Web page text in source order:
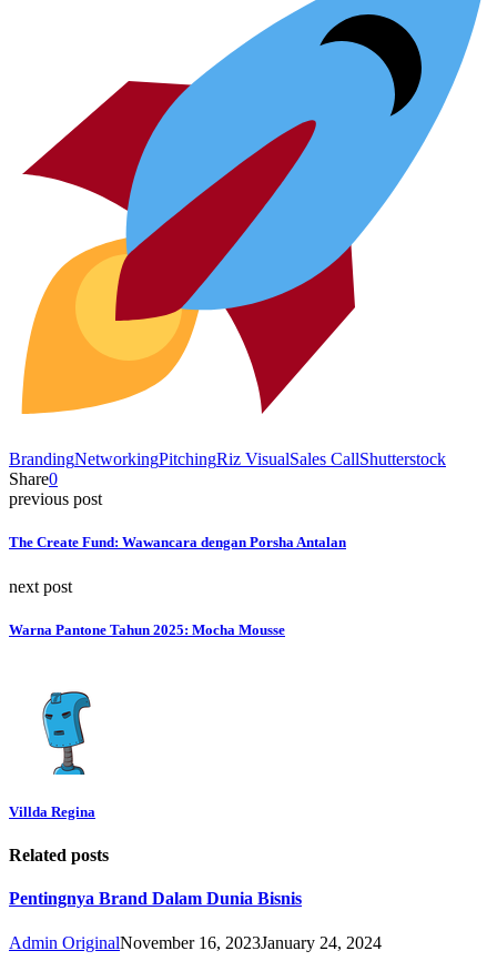
BrandingNetworkingPitchingRiz VisualSales CallShutterstock
Share0
previous post
The Create Fund: Wawancara dengan Porsha Antalan
next post
Warna Pantone Tahun 2025: Mocha Mousse
Villda Regina
Related posts
Pentingnya Brand Dalam Dunia Bisnis
Admin OriginalNovember 16, 2023January 24, 2024